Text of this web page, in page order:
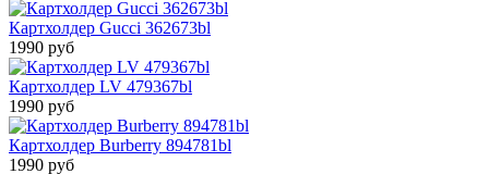
Картхолдер Gucci 362673bl
1990 руб
Картхолдер LV 479367bl
1990 руб
Картхолдер Burberry 894781bl
1990 руб